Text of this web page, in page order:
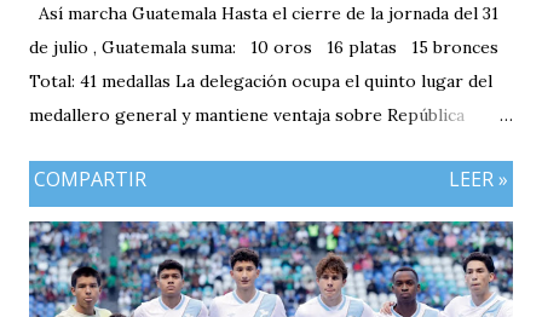
Así marcha Guatemala Hasta el cierre de la jornada del 31
de julio , Guatemala suma: 10 oros 16 platas 15 bronces
Total: 41 medallas La delegación ocupa el quinto lugar del
medallero general y mantiene ventaja sobre República
plata, aunque ambos países registran el mismo número de
oros (10).
COMPARTIR LEER »